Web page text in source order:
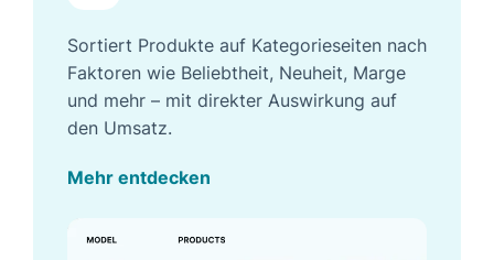
Sortiert Produkte auf Kategorieseiten nach
Faktoren wie Beliebtheit, Neuheit, Marge
und mehr – mit direkter Auswirkung auf
den Umsatz.
Mehr entdecken